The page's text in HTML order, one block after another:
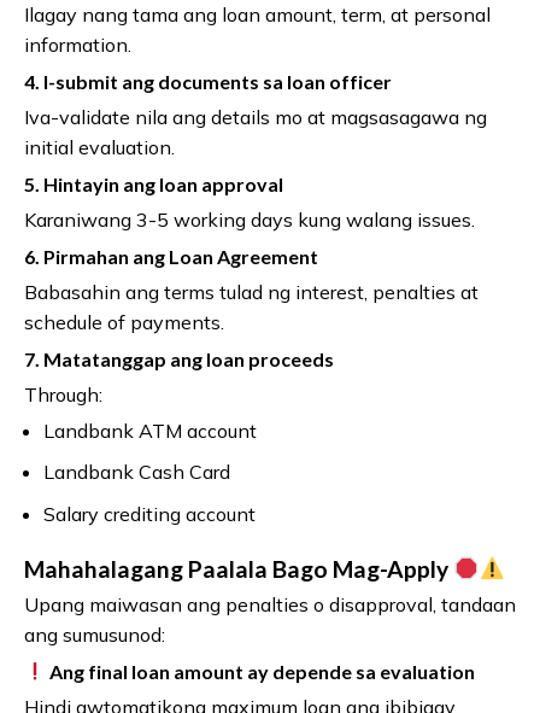
Ilagay nang tama ang loan amount, term, at personal
information.
4. I-submit ang documents sa loan officer
Iva-validate nila ang details mo at magsasagawa ng
initial evaluation.
5. Hintayin ang loan approval
Karaniwang 3-5 working days kung walang issues.
6. Pirmahan ang Loan Agreement
Babasahin ang terms tulad ng interest, penalties at
schedule of payments.
7. Matatanggap ang loan proceeds
Through:
Landbank ATM account
Landbank Cash Card
Salary crediting account
Mahahalagang Paalala Bago Mag-Apply
Upang maiwasan ang penalties o disapproval, tandaan
ang sumusunod:
Ang final loan amount ay depende sa evaluation
Hindi awtomatikong maximum loan ang ibibigay.